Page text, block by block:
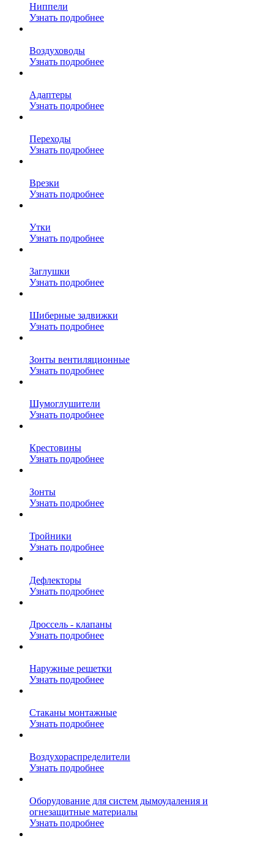
Ниппели
Узнать подробнее
Воздуховоды
Узнать подробнее
Адаптеры
Узнать подробнее
Переходы
Узнать подробнее
Врезки
Узнать подробнее
Утки
Узнать подробнее
Заглушки
Узнать подробнее
Шиберные задвижки
Узнать подробнее
Зонты вентиляционные
Узнать подробнее
Шумоглушители
Узнать подробнее
Крестовины
Узнать подробнее
Зонты
Узнать подробнее
Тройники
Узнать подробнее
Дефлекторы
Узнать подробнее
Дроссель - клапаны
Узнать подробнее
Наружные решетки
Узнать подробнее
Стаканы монтажные
Узнать подробнее
Воздухораспределители
Узнать подробнее
Оборудование для систем дымоудаления и
огнезащитные материалы
Узнать подробнее